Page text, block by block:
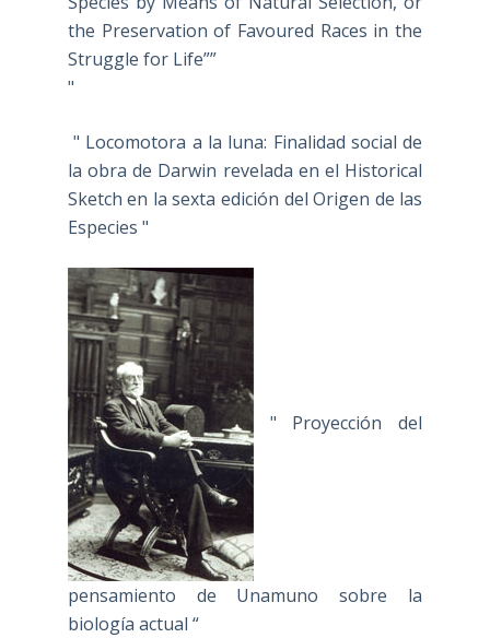
the Preservation of Favoured Races in the
Struggle for Life””
"
" Locomotora a la luna: Finalidad social de
la obra de Darwin revelada en el Historical
Sketch en la sexta edición del Origen de las
Especies "
" Proyección del
pensamiento de Unamuno sobre la
biología actual “